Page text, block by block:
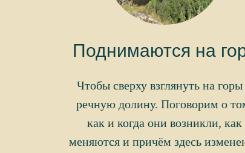
Поднимаются на
Чтобы сверху взглянуть на
речную долину. Поговорим о
как и когда они возникли, как
меняются и причём здесь